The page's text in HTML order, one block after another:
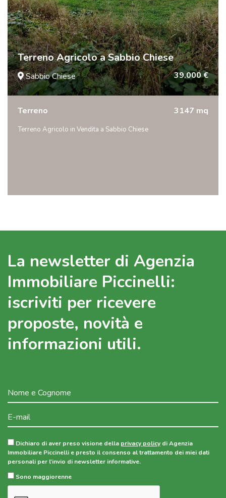
Terreno Agricolo a Sabbio Chiese
Sabbio Chiese 39.000 €
Terreno 3147 mq
Terreno Agricolo in Vendita a Sabbio Chiese
La newsletter di Agenzia
Immobiliare Piccinelli:
iscriviti per ricevere
proposte, novità e
informazioni utili.
Dichiaro di aver preso visione della privacy policy di Agenzia
Immobiliare Piccinelli e presto il consenso al trattamento dei miei dati
personali per l'invio di newsletter informative.
Sono maggiorenne